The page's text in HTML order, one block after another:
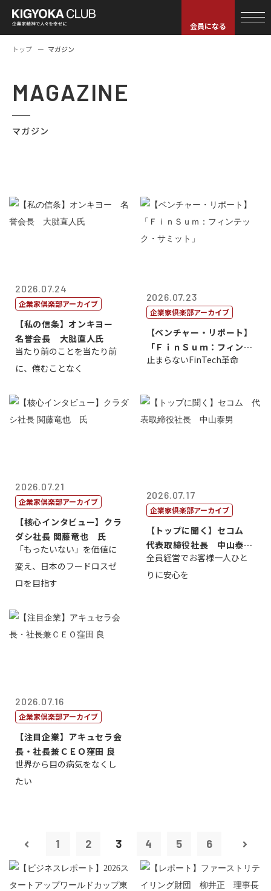
会員になる
トップ マガジン
MAGAZINE
マガジン
2026.07.24
企業家倶楽部アーカイブ
【私の信条】オンキヨー
名誉会長 大朏直人氏
当たり前のことを当たり前
に、倦むことなく
2026.07.23
企業家倶楽部アーカイブ
【ベンチャー・リポート】
「ＦｉｎＳｕｍ：フィンテ
ック・サミッ...
止まらないFinTech革命
2026.07.21
企業家倶楽部アーカイブ
【核心インタビュー】クラ
ダシ社長 関藤竜也 氏
「もったいない」を価値に
変え、日本のフードロスゼ
ロを目指す
2026.07.17
企業家倶楽部アーカイブ
【トップに聞く】セコム
代表取締役社長 中山泰
男
全員経営でお客様一人ひと
りに安心を
2026.07.16
企業家倶楽部アーカイブ
【注目企業】アキュセラ会
長・社長兼ＣＥＯ窪田 良
世界から目の病気をなくし
たい
1 2 3 4 5 6